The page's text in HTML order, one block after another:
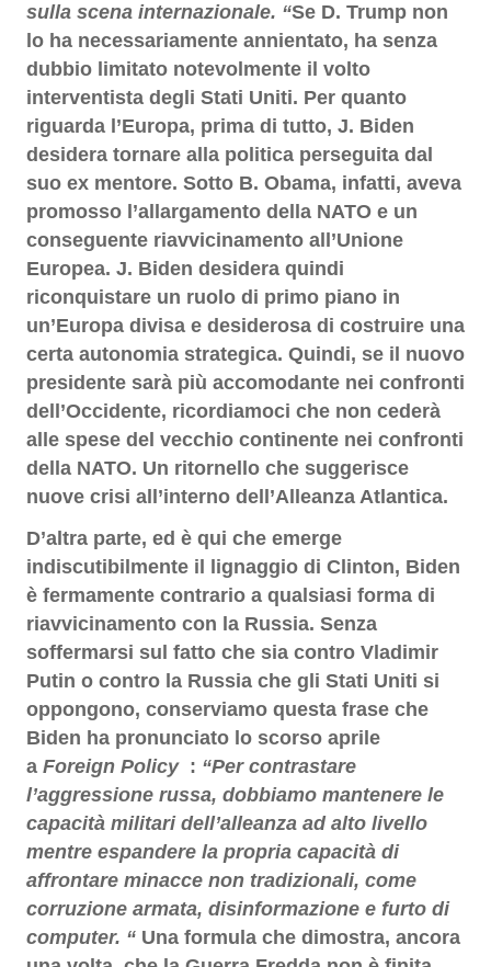
sulla scena internazionale. “Se D. Trump non
lo ha necessariamente annientato, ha senza
dubbio limitato notevolmente il volto
interventista degli Stati Uniti. Per quanto
riguarda l’Europa, prima di tutto, J. Biden
desidera tornare alla politica perseguita dal
suo ex mentore. Sotto B. Obama, infatti, aveva
promosso l’allargamento della NATO e un
conseguente riavvicinamento all’Unione
Europea. J. Biden desidera quindi
riconquistare un ruolo di primo piano in
un’Europa divisa e desiderosa di costruire una
certa autonomia strategica. Quindi, se il nuovo
presidente sarà più accomodante nei confronti
dell’Occidente, ricordiamoci che non cederà
alle spese del vecchio continente nei confronti
della NATO. Un ritornello che suggerisce
nuove crisi all’interno dell’Alleanza Atlantica.
D’altra parte, ed è qui che emerge
indiscutibilmente il lignaggio di Clinton, Biden
è fermamente contrario a qualsiasi forma di
riavvicinamento con la Russia. Senza
soffermarsi sul fatto che sia contro Vladimir
Putin o contro la Russia che gli Stati Uniti si
oppongono, conserviamo questa frase che
Biden ha pronunciato lo scorso aprile
a Foreign Policy: “Per contrastare
l’aggressione russa, dobbiamo mantenere le
capacità militari dell’alleanza ad alto livello
mentre espandere la propria capacità di
affrontare minacce non tradizionali, come
corruzione armata, disinformazione e furto di
computer. “ Una formula che dimostra, ancora